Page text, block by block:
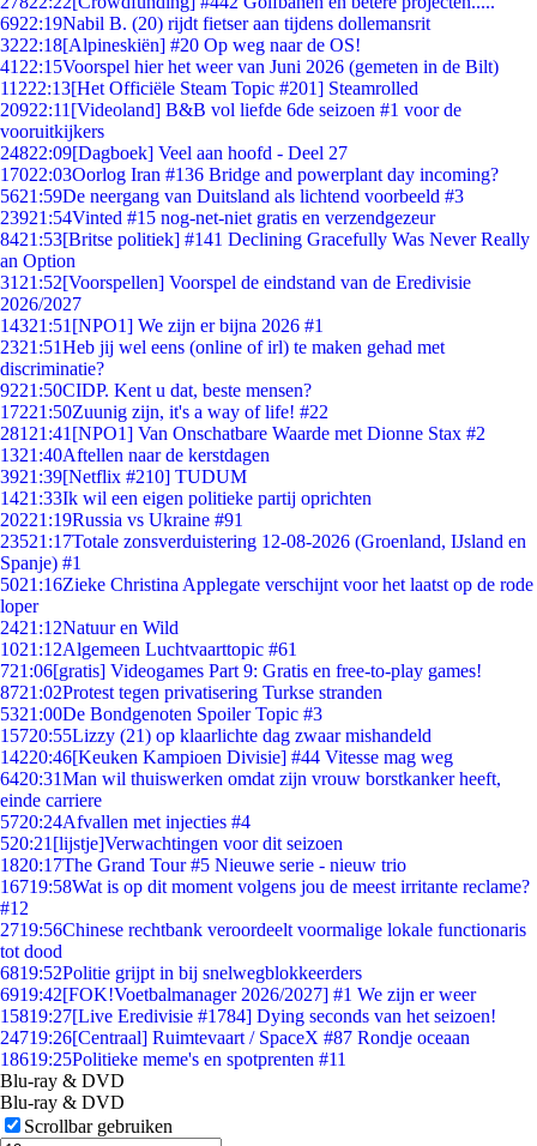
6922:19Nabil B. (20) rijdt fietser aan tijdens dollemansrit
3222:18[Alpineskiën] #20 Op weg naar de OS!
41 22:15Voorspel hier het weer van Juni 2026 (gemeten in de Bilt)
11222:13[Het Officiële Steam Topic #201] Steamrolled
20922:11 [Videoland] B&B vol liefde 6de seizoen #1 voor de
vooruitkijkers
24822:09[Dagboek] Veel aan hoofd - Deel 27
17022:03Oorlog Iran #136 Bridge and powerplant day incoming?
5621:59De neergang van Duitsland als lichtend voorbeeld #3
23921:54Vinted #15 nog-net-niet gratis en verzendgezeur
8421:53[Britse politiek] #141 Declining Gracefully Was Never Really
an Option
31 21:52[Voorspellen] Voorspel de eindstand van de Eredivisie
2026/2027
14321:51 [NPO1] We zijn er bijna 2026 #1
2321:51Heb jij wel eens (online of irl) te maken gehad met
discriminatie?
9221:50CIDP. Kent u dat, beste mensen?
17221:50Zuunig zijn, it's a way of life! #22
281 21:41 [NPO1] Van Onschatbare Waarde met Dionne Stax #2
1321:40Aftellen naar de kerstdagen
3921:39[Netflix #210] TUDUM
1421:33Ik wil een eigen politieke partij oprichten
20221:19Russia vs Ukraine #91
23521:17Totale zonsverduistering 12-08-2026 (Groenland, IJsland en
Spanje) #1
5021:16Zieke Christina Applegate verschijnt voor het laatst op de rode
loper
2421:12Natuur en Wild
1021:12Algemeen Luchtvaarttopic #61
721:06[gratis] Videogames Part 9: Gratis en free-to-play games!
8721:02Protest tegen privatisering Turkse stranden
5321:00De Bondgenoten Spoiler Topic #3
15720:55Lizzy (21) op klaarlichte dag zwaar mishandeld
14220:46[Keuken Kampioen Divisie] #44 Vitesse mag weg
6420:31Man wil thuiswerken omdat zijn vrouw borstkanker heeft,
einde carriere
5720:24Afvallen met injecties #4
520:21 [lijstje]Verwachtingen voor dit seizoen
1820:17The Grand Tour #5 Nieuwe serie - nieuw trio
16719:58Wat is op dit moment volgens jou de meest irritante reclame?
#12
2719:56Chinese rechtbank veroordeelt voormalige lokale functionaris
tot dood
6819:52Politie grijpt in bij snelwegblokkeerders
6919:42[FOK!Voetbalmanager 2026/2027] #1 We zijn er weer
15819:27[Live Eredivisie #1784] Dying seconds van het seizoen!
24719:26[Centraal] Ruimtevaart / SpaceX #87 Rondje oceaan
18619:25Politieke meme's en spotprenten #11
Blu-ray & DVD
Blu-ray & DVD
Scrollbar gebruiken